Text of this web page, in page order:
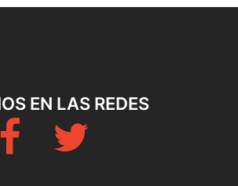
EN LAS REDES